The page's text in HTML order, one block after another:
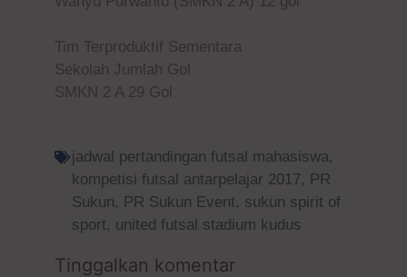
Tim Terproduktif Sementara
Sekolah Jumlah Gol
SMKN 2 A 29 Gol
jadwal pertandingan futsal mahasiswa,
kompetisi futsal antarpelajar 2017, PR
Sukun, PR Sukun Event, sukun spirit of
sport, united futsal stadium kudus
Tinggalkan komentar